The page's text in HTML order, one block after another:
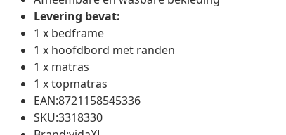
Levering bevat:
1 x bedframe
1 x hoofdbord met randen
1 x matras
1 x topmatras
EAN:8721158545336
SKU:3318330